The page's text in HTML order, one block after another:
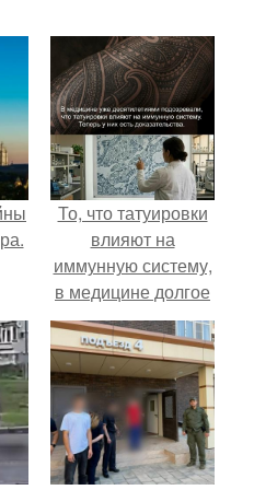
То, что татуировки
влияют на
иммунную систему,
в медицине долгое
время
рассматривалось
лишь как гипотеза.